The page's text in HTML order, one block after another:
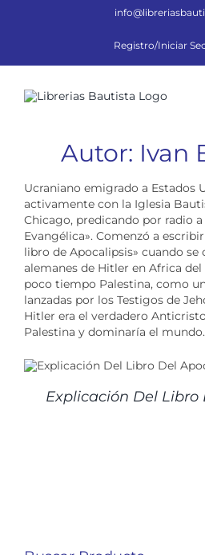
Registro/Iniciar
Autor: Ivan
Ucraniano emigrado a Estados
activamente con la Iglesia
Chicago, predicando por radio a
Evangélica». Comenzó a
libro de Apocalipsis» cuando se
alemanes de Hitler en Africa
poco tiempo Palestina, como
lanzadas por los Testigos de
Hitler era el verdadero
Palestina y dominaría el mundo.
Explicación Del Libro